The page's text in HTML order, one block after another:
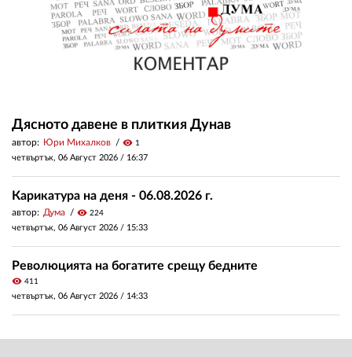
Дясното давене в плиткия Дунав
автор: Юри Михалков visibility 1
четвъртък, 06 Август 2026 / 16:37
Карикатура на деня - 06.08.2026 г.
автор: Дума visibility 224
четвъртък, 06 Август 2026 / 15:33
Революцията на богатите срещу бедните
visibility 411
четвъртък, 06 Август 2026 / 14:33